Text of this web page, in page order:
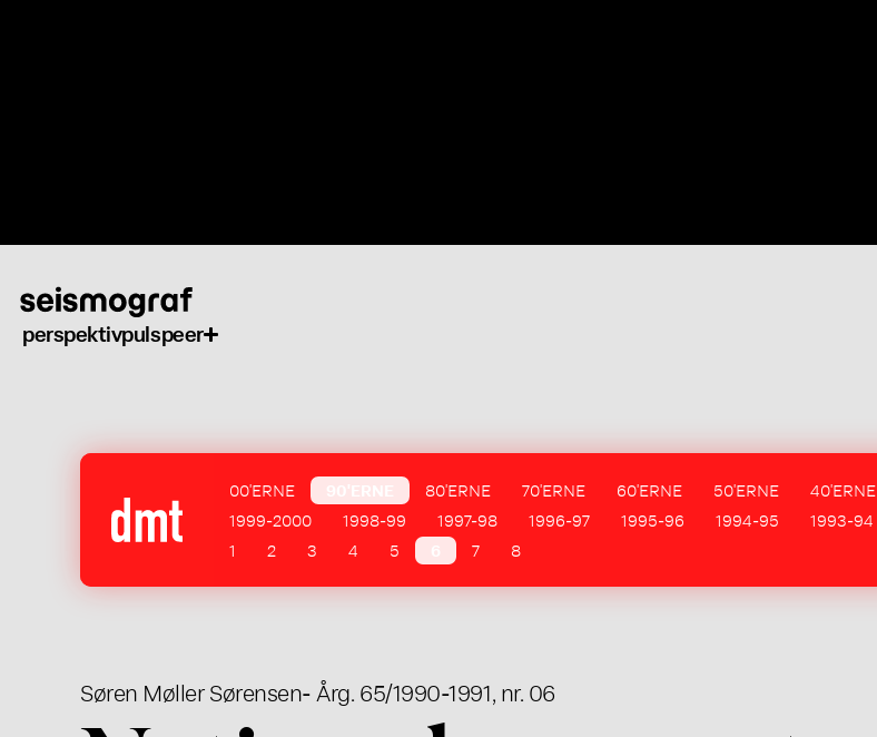
perspektivpulspeer
00'ERNE 80'ERNE 70'ERNE 60'ERNE 50'ERNE 40'ERNE
1999-2000
1998-99 1997-98 1996-97 1995-96 1994-95 1993-94
1
2 3 4 5 7 8
Søren Møller Sørensen- Årg. 65/1990-1991, nr. 06